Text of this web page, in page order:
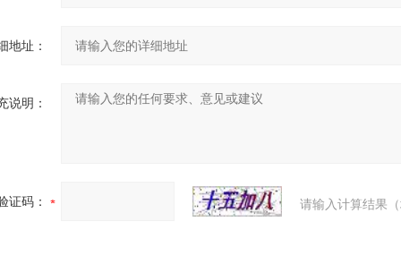
地址：
说明：
证码： 请输入计算结果